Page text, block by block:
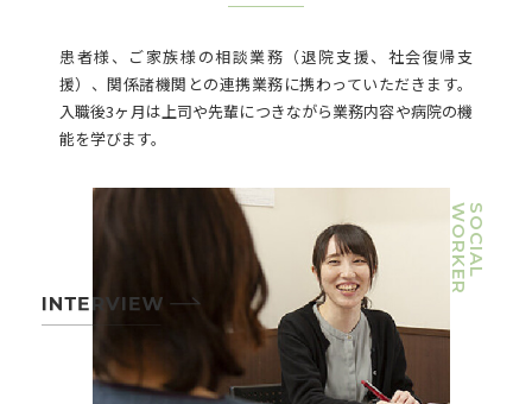
患者様、ご家族様の相談業務（退院支援、社会復帰支
援）、関係諸機関との連携業務に携わっていただきます。
入職後3ヶ月は上司や先輩につきながら業務内容や病院の機
能を学びます。
SOCIAL
WORKER